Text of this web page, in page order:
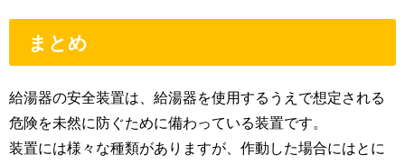
まとめ
給湯器の安全装置は、給湯器を使用するうえで想定される
危険を未然に防ぐために備わっている装置です。
装置には様々な種類がありますが、作動した場合にはとに